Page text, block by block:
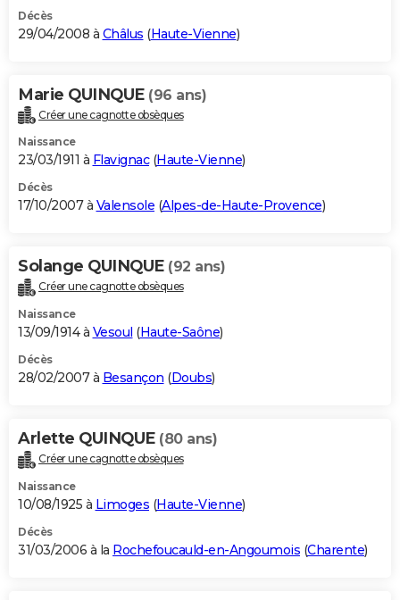
Décès
29/04/2008 à Châlus (Haute-Vienne)
Marie QUINQUE (96 ans)
Créer une cagnotte obsèques
Naissance
23/03/1911 à Flavignac(Haute-Vienne)
Décès
17/10/2007 à Valensole (Alpes-de-Haute-Provence)
Solange QUINQUE (92 ans)
Créer une cagnotte obsèques
Naissance
13/09/1914 à Vesoul (Haute-Saône)
Décès
28/02/2007 à Besançon (Doubs)
Arlette QUINQUE (80 ans)
Créer une cagnotte obsèques
Naissance
10/08/1925 à Limoges (Haute-Vienne)
Décès
31/03/2006 à la Rochefoucauld-en-Angoumois (Charente)